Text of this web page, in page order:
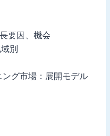
要因、機会
別
グ市場：展開モデル